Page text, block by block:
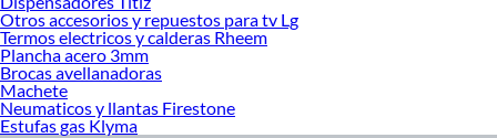
Otros accesorios y repuestos para tv Lg
Termos electricos y calderas Rheem
Plancha acero 3mm
Brocas avellanadoras
Machete
Neumaticos y llantas Firestone
Estufas gas Klyma